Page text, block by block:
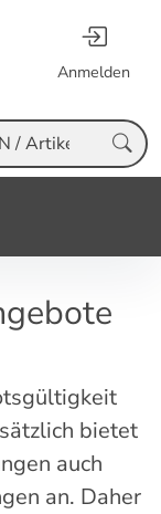
Anmelden
bietet
auch
an. Daher